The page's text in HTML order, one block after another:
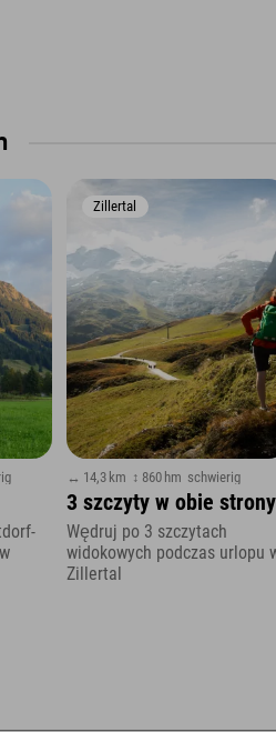
Zillertal
↔ 14,3 km ↕ 860 hm schwierig
3 szczyty w obie strony
Wędruj po 3 szczytach
widokowych podczas urlopu
Zillertal